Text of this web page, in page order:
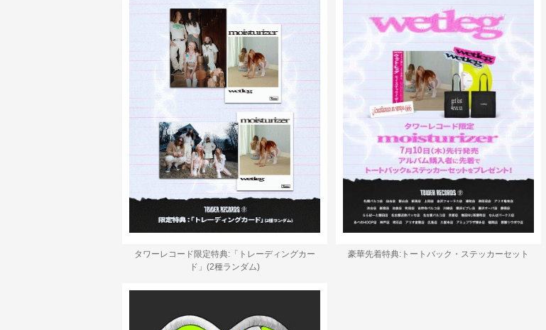
タワーレコード限定特典:「トレーディングカー
ド」(2種ランダム)
豪華先着特典:トートバック・ステッカーセット